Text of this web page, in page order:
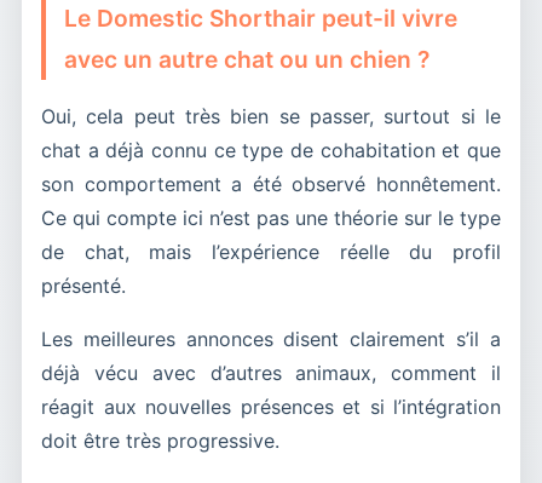
Le Domestic Shorthair peut-il vivre
avec un autre chat ou un chien ?
Oui, cela peut très bien se passer, surtout si le
chat a déjà connu ce type de cohabitation et que
son comportement a été observé honnêtement.
Ce qui compte ici n’est pas une théorie sur le type
de chat, mais l’expérience réelle du profil
présenté.
Les meilleures annonces disent clairement s’il a
déjà vécu avec d’autres animaux, comment il
réagit aux nouvelles présences et si l’intégration
doit être très progressive.